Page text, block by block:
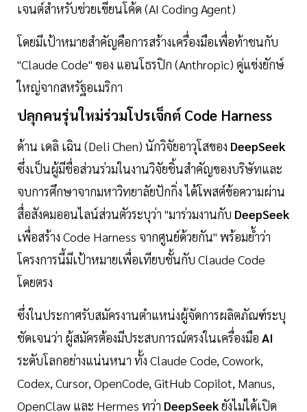
เจนต์สำหรับช่วยเขียนโค้ด (AI Coding Agent)
โดยมีเป้าหมายสำคัญคือการสร้างเครื่องมือเพื่อท้าชนกับ
"Claude Code" ของ แอนโธรปิก (Anthropic) คู่แข่งยักษ์
ใหญ่จากสหรัฐอเมริกา
ปลุกคนรุ่นใหม่ร่วมโปรเจ็กต์ Code Harness
ด้าน เดลิ เฉิน (Deli Chen) นักวิจัยอาวุโสของ DeepSeek
ซึ่งเป็นผู้มีชื่อส่วนร่วมในงานวิจัยชิ้นสำคัญของบริษัทและ
จบการศึกษาจากมหาวิทยาลัยปักกิ่ง ได้โพสต์ข้อความผ่าน
สื่อสังคมออนไลน์ส่วนตัวระบุว่า "มาร่วมงานกับ DeepSeek
เพื่อสร้าง Code Harness จากศูนย์ด้วยกัน" พร้อมย้ำว่า
โครงการนี้มีเป้าหมายเพื่อเทียบชั้นกับ Claude Code
โดยตรง
ซึ่งในประกาศรับสมัครงานตำแหน่งผู้จัดการผลิตภัณฑ์ระบุ
ชัดเจนว่า ผู้สมัครต้องมีประสบการณ์ตรงในเครื่องมือ AI
ระดับโลกอย่างแน่นหนา ทั้ง Claude Code, Cowork,
Codex, Cursor, OpenCode, GitHub Copilot, Manus,
OpenClaw และ Hermes ทว่า DeepSeekยังไม่ได้เปิด